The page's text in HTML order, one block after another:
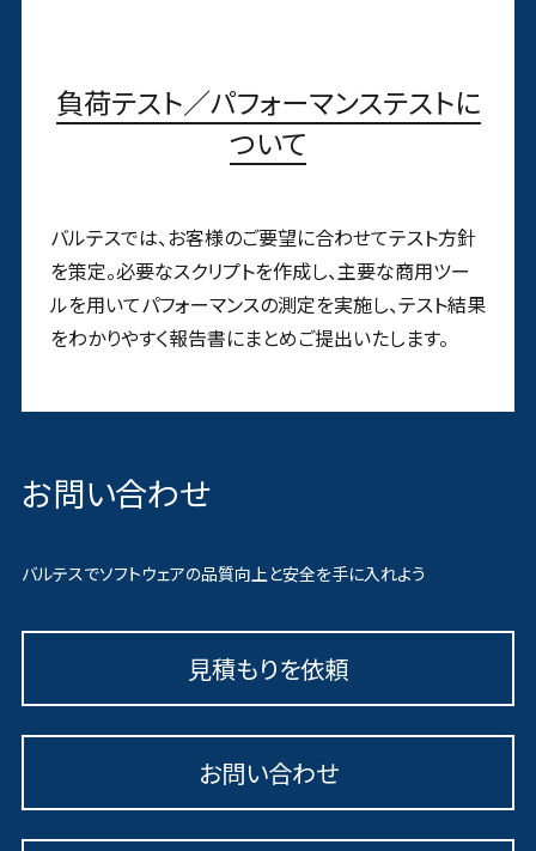
負荷テスト／パフォーマンステストに
ついて
バルテスでは、お客様のご要望に合わせてテスト方針
を策定。必要なスクリプトを作成し、主要な商用ツー
ルを用いてパフォーマンスの測定を実施し、テスト結果
をわかりやすく報告書にまとめご提出いたします。
お問い合わせ
バルテスでソフトウェアの品質向上と安全を手に入れよう
見積もりを依頼
お問い合わせ